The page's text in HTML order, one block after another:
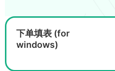
下单填表 (for
windows)